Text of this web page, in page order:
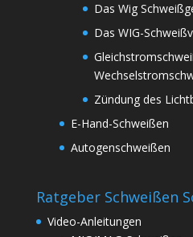
Das Wig
Das WIG-
Zündung des
E-Hand-Schweißen
Autogenschweißen
Ratgeber Schweißen
Video-Anleitungen